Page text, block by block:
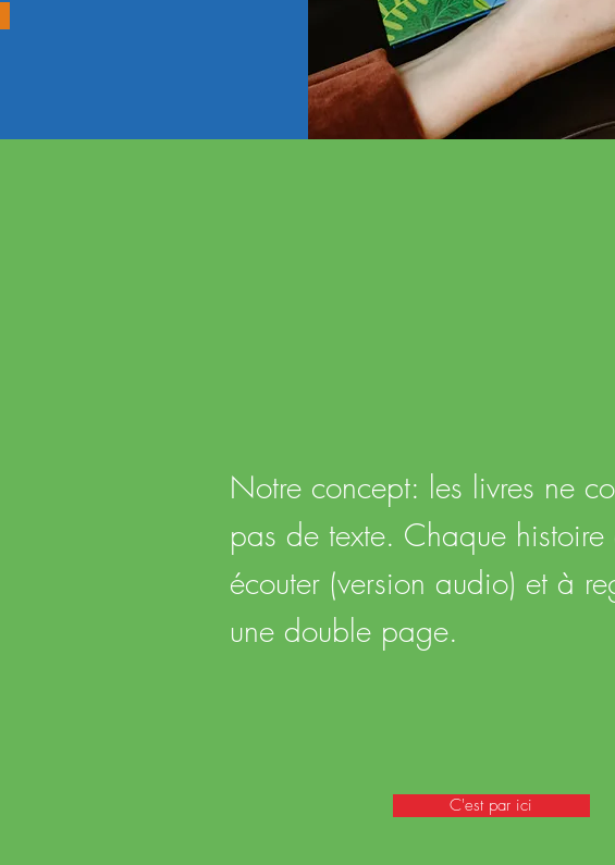
Notre concept: les livres ne
pas de texte. Chaque histoire
écouter (version audio) et à
une double page.
C'est par ici